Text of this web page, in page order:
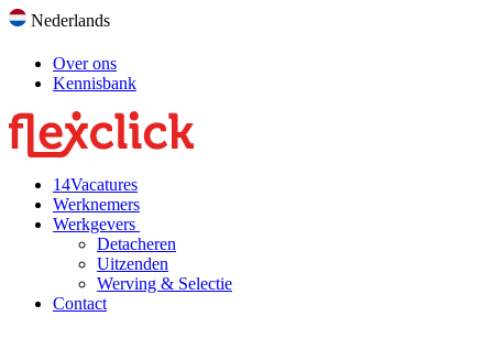
Nederlands
Over ons
Kennisbank
14Vacatures
Werknemers
Werkgevers
Detacheren
Uitzenden
Werving & Selectie
Contact